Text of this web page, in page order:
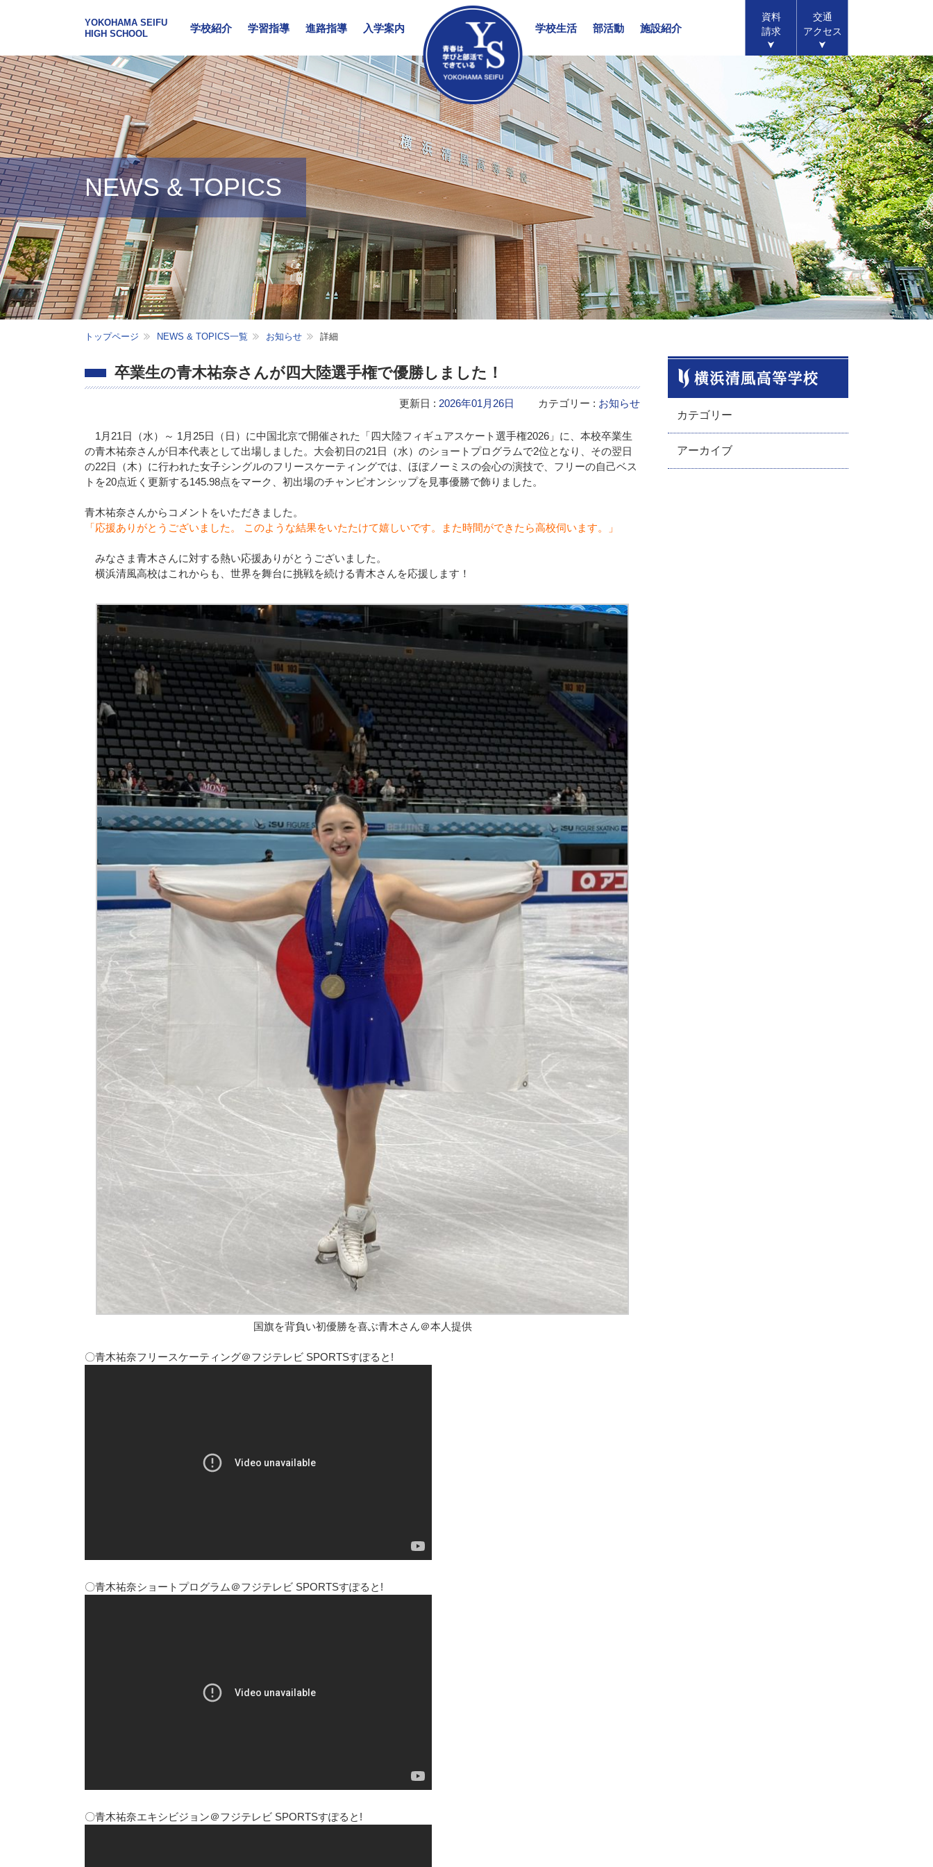
YOKOHAMA SEIFU
HIGH SCHOOL
学校紹介 学習指導 進路指導 入学案内 学校生活 部活動 施設紹介
資料
請求
交通
アクセス
NEWS & TOPICS
トップページ NEWS & TOPICS一覧 お知らせ 詳細
卒業生の青木祐奈さんが四大陸選手権で優勝しました！
更新日 : 2026年01月26日 カテゴリー : お知らせ
1月21日（水）～ 1月25日（日）に中国北京で開催された「四大陸フィギュアスケート選手権2026」に、本校卒業生
の青木祐奈さんが日本代表として出場しました。大会初日の21日（水）のショートプログラムで2位となり、その翌日
の22日（木）に行われた女子シングルのフリースケーティングでは、ほぼノーミスの会心の演技で、フリーの自己ベス
トを20点近く更新する145.98点をマーク、初出場のチャンピオンシップを見事優勝で飾りました。
青木祐奈さんからコメントをいただきました。
「応援ありがとうございました。 このような結果をいたたけて嬉しいです。また時間ができたら高校伺います。」
みなさま青木さんに対する熱い応援ありがとうございました。
横浜清風高校はこれからも、世界を舞台に挑戦を続ける青木さんを応援します！
国旗を背負い初優勝を喜ぶ青木さん＠本人提供
〇青木祐奈フリースケーティング＠フジテレビ SPORTSすぽると!
〇青木祐奈ショートプログラム＠フジテレビ SPORTSすぽると!
〇青木祐奈エキシビジョン＠フジテレビ SPORTSすぽると!
カテゴリー
アーカイブ